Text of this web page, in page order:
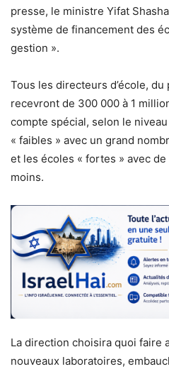
presse, le ministre Yifat
système de financement des
gestion ».
Tous les directeurs d’école,
recevront de 300 000 à 1
compte spécial, selon le niveau
« faibles » avec un grand
et les écoles « fortes » avec
moins.
La direction choisira quoi faire
nouveaux laboratoires,